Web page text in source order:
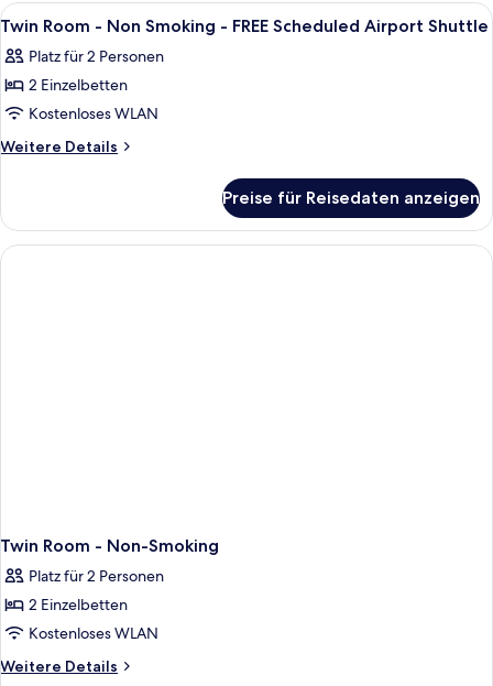
Non
Alle
Fotos
für
Twin
Room
-
-
FREE
Scheduled
Zimmersafe, Schreibtisch,
5
Twin Room - Non Smoking - FREE Scheduled Airport Shuttle
Platz für 2 Personen
2 Einzelbetten
Kostenloses WLAN
Weitere Details
Weitere
Room
Non
Preise für Reisedaten anzeigen
Twin Room - Non-Smoking
Platz für 2 Personen
2 Einzelbetten
Kostenloses WLAN
Weitere Details
Weitere